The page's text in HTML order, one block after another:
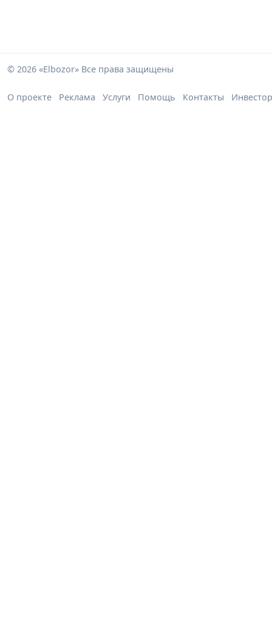
© 2026 «Elbozor» Все права защищены
О проекте Реклама Услуги Помощь Контакты